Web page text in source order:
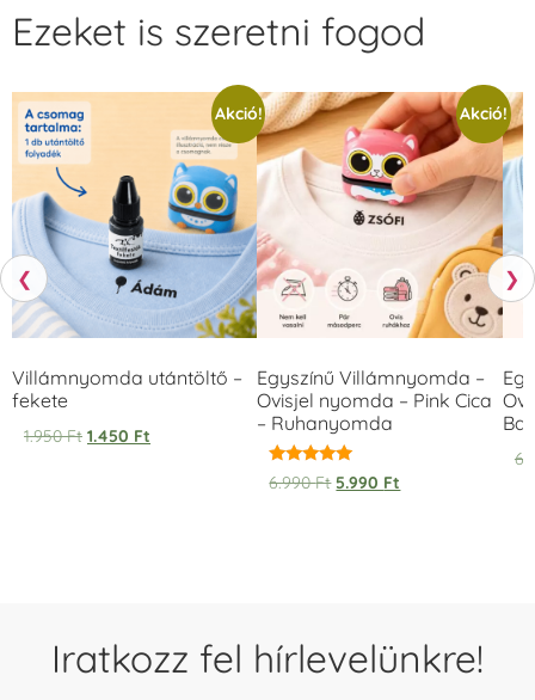
❮
Ezeket is szeretni fogod
Akció!
Villámnyomda utántöltő –
fekete
1.950Ft 1.450 Ft
Akció!
Egyszínű Villámnyomda –
Ovisjel nyomda – Pink Cica
– Ruhanyomda
Értékelés:
5.00
6.990Ft 5.990 Ft
❯
Iratkozz fel hírlevelünkre!